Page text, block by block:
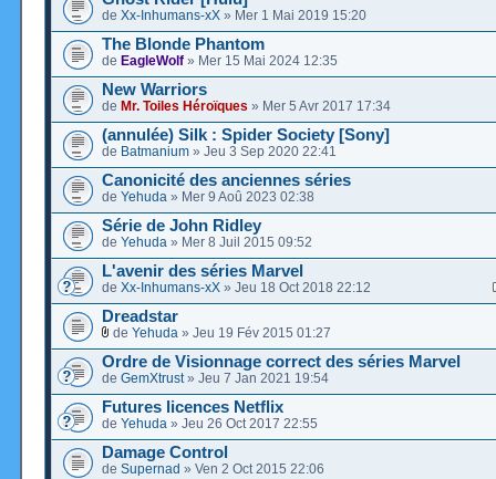
de Xx-Inhumans-xX » Mer 1 Mai 2019 15:20
The Blonde Phantom
de EagleWolf » Mer 15 Mai 2024 12:35
New Warriors
de Mr. Toiles Héroïques » Mer 5 Avr 2017 17:34
(annulée) Silk : Spider Society [Sony]
de Batmanium » Jeu 3 Sep 2020 22:41
Canonicité des anciennes séries
de Yehuda » Mer 9 Aoû 2023 02:38
Série de John Ridley
de Yehuda » Mer 8 Juil 2015 09:52
L'avenir des séries Marvel
de Xx-Inhumans-xX » Jeu 18 Oct 2018 22:12
Dreadstar
de Yehuda » Jeu 19 Fév 2015 01:27
Ordre de Visionnage correct des séries Marvel
de GemXtrust» Jeu 7 Jan 2021 19:54
Futures licences Netflix
de Yehuda » Jeu 26 Oct 2017 22:55
Damage Control
de Supernad » Ven 2 Oct 2015 22:06